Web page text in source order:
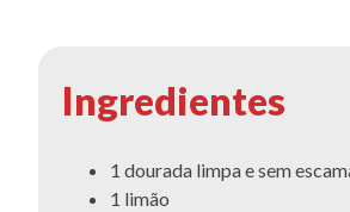
Ingredientes
1 dourada limpa e sem
1 limão